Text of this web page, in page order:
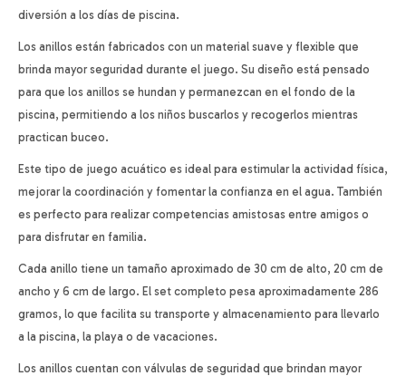
diversión a los días de piscina.
Los anillos están fabricados con un material suave y flexible que
brinda mayor seguridad durante el juego. Su diseño está pensado
para que los anillos se hundan y permanezcan en el fondo de la
piscina, permitiendo a los niños buscarlos y recogerlos mientras
practican buceo.
Este tipo de juego acuático es ideal para estimular la actividad física,
mejorar la coordinación y fomentar la confianza en el agua. También
es perfecto para realizar competencias amistosas entre amigos o
para disfrutar en familia.
Cada anillo tiene un tamaño aproximado de 30 cm de alto, 20 cm de
ancho y 6 cm de largo. El set completo pesa aproximadamente 286
gramos, lo que facilita su transporte y almacenamiento para llevarlo
a la piscina, la playa o de vacaciones.
Los anillos cuentan con válvulas de seguridad que brindan mayor